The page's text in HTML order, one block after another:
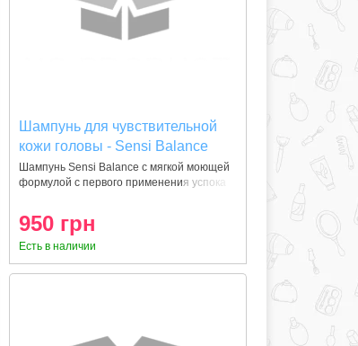
Шампунь для чувствительной
кожи головы - Sensi Balance
Shampoo
Шампунь Sensi Balance с мягкой моющей
формулой с первого применения успока
950 грн
Есть в наличии